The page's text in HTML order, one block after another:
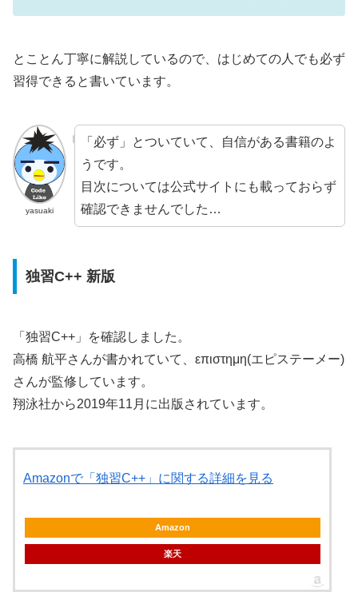
とことん丁寧に解説しているので、はじめての人でも必ず
習得できると書いています。
yasuaki
「必ず」とついていて、自信がある書籍のよ
うです。
目次については公式サイトにも載っておらず
確認できませんでした…
独習C++ 新版
「独習C++」を確認しました。
高橋 航平さんが書かれていて、επιστημη(エピステーメー)
さんが監修しています。
翔泳社から2019年11月に出版されています。
Amazonで「独習C++」に関する詳細を見る
Amazon
楽天